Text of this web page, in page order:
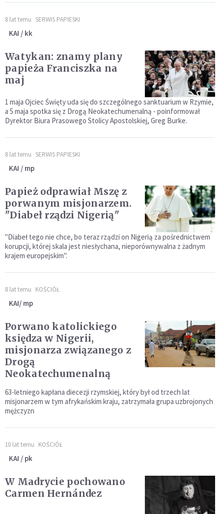
8 lat temu SERWIS PAPIESKI
KAI / kk
Watykan: znamy plany
papieża Franciszka na
maj
1 maja Ojciec Święty uda się do szczególnego sanktuarium w Rzymie,
a 5 maja spotka się z Drogą Neokatechumenalną - poinformował
Dyrektor Biura Prasowego Stolicy Apostolskiej, Greg Burke.
8 lat temu SERWIS PAPIESKI
KAI / mp
Papież odprawiał Mszę z
porwanym misjonarzem.
"Diabeł rządzi Nigerią"
"Diabeł tego nie chce, bo teraz rządzi on Nigerią za pośrednictwem
korupcji, której skala jest niesłychana, nieporównywalna z żadnym
krajem europejskim".
8 lat temu KOŚCIÓŁ
KAI/ mp
Porwano katolickiego
księdza w Nigerii,
misjonarza związanego z
Drogą
Neokatechumenalną
63-letniego kapłana diecezji rzymskiej, który był od trzech lat
misjonarzem w tym afrykańskim kraju, zatrzymała grupa uzbrojonych
mężczyzn
10 lat temu KOŚCIÓŁ
KAI / pk
W Madrycie pochowano
Carmen Hernández